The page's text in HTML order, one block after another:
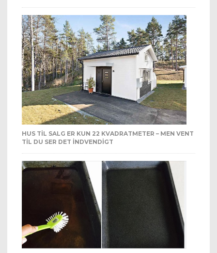
HUS TIL SALG ER KUN 22 KVADRATMETER – MEN VENT
TIL DU SER DET INDVENDIGT